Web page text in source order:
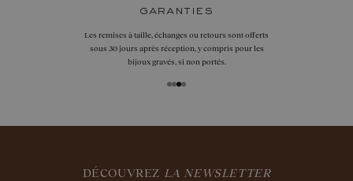
garanties
Les remises à taille, échanges ou retours sont offerts
sous 30 jours après réception, y compris pour les
bijoux gravés, si non portés.
DÉCOUVREZ LA NEWSLETTER